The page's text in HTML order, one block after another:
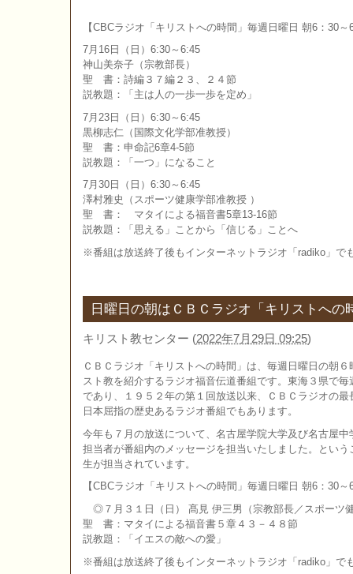
【CBCラジオ「キリストへの時間」毎週日曜日 朝6：30～
7月16日（日）6:30～6:45
神山美奈子（宗教部長）
聖 書：詩編３７編２３、２４節
説教題：「主は人の一歩一歩を定め」
7月23日（日）6:30～6:45
黒柳志仁（国際文化学部准教授）
聖 書：申命記6章4-5節
説教題：「一つ」になること
7月30日（日）6:30～6:45
澤村雅史（スポーツ健康学部准教授 ）
聖 書： マタイによる福音書5章13-16節
説教題：「思える」ことから「信じる」ことへ
※番組は放送終了後もインターネットラジオ「radiko」で
日曜日の朝はＣＢＣラジオ「キリストへの
キリスト教センター (2022年7月29日 09:25)
ＣＢＣラジオ「キリストへの時間」は、毎週日曜日の朝
スト教を紹介するラジオ福音伝道番組です。東海３県で
であり、１９５２年の第１回放送以来、ＣＢＣラジオの
日本屈指の歴史あるラジオ番組でもあります。
今年も７月の放送について、名古屋学院大学及び名古屋
担当者が番組内のメッセージを担当いたしました。とい
生が担当されています。
【CBCラジオ「キリストへの時間」毎週日曜日 朝6：30～
◎７月３１日（日） 髙見 伊三男（宗教部長／スポーツ
聖 書：マタイによる福音書５章４３－４８節
説教題：「イエスの敵への愛」
※番組は放送終了後もインターネットラジオ「radiko」で